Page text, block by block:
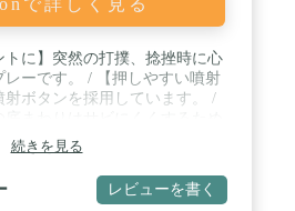
で詳しく見る
トに】突然の打撲、捻挫時に心
ーです。 / 【押しやすい噴射
射ボタンを採用しています。 /
。 / 【およそ25回使用できま
でおよそ25回使用できます。 /
用意】内容量220mLのほか、
続きを見る
レビューを書く